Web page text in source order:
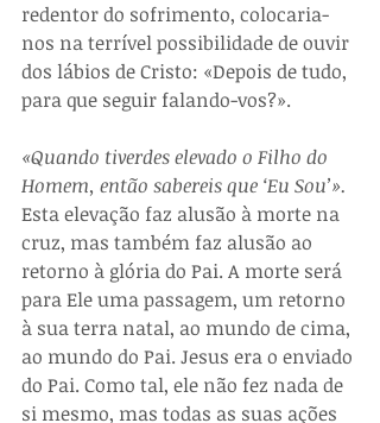
redentor do sofrimento, colocaria-
nos na terrível possibilidade de ouvir
dos lábios de Cristo: «Depois de tudo,
para que seguir falando-vos?».
«Quando tiverdes elevado o Filho do
Homem, então sabereis que ‘Eu Sou’».
Esta elevação faz alusão à morte na
cruz, mas também faz alusão ao
retorno à glória do Pai. A morte será
para Ele uma passagem, um retorno
à sua terra natal, ao mundo de cima,
ao mundo do Pai. Jesus era o enviado
do Pai. Como tal, ele não fez nada de
si mesmo, mas todas as suas ações